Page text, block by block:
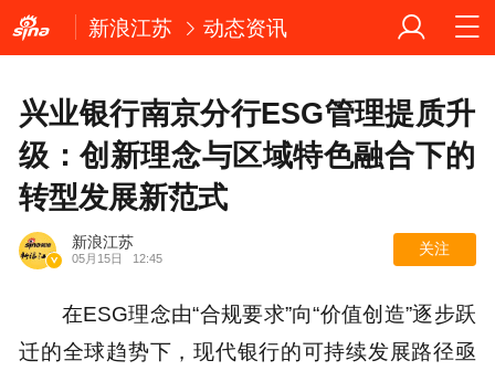
新浪江苏 动态资讯
兴业银行南京分行ESG管理提质升
级：创新理念与区域特色融合下的
转型发展新范式
新浪江苏
05月15日 12:45
关注
在ESG理念由“合规要求”向“价值创造”逐步跃
迁的全球趋势下，现代银行的可持续发展路径亟